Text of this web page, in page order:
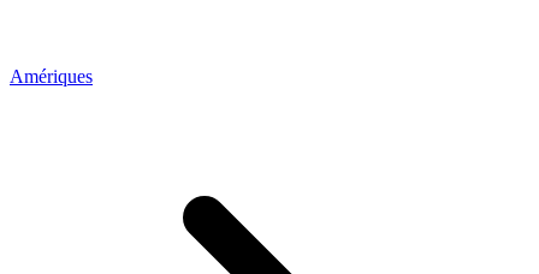
Amériques